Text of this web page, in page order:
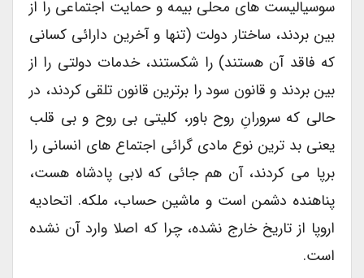
سوسیالیست های محلی بیمه و حمایت اجتماعی را از
بین بردند، ساختار دولت (تنها و آخرین دارائی کسانی
که فاقد آن هستند) را شکستند، خدمات دولتی را از
بین بردند و قانون سود را برترین قانون تلقی کردند، در
حالی که سرورانِ روح باور، کلیتی بی روح و بی قلب
یعنی بد ترین نوع مادی گرائی اجتماع های انسانی را
برپا می کردند، آن هم جائی که لابی پادشاه هست،
پناهنده دشمن است و ماشین حساب، ملکه. اتحادیه
اروپا از تاریخ خارج نشده، چرا که اصلا وارد آن نشده
است.